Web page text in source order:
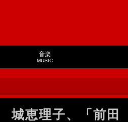
音楽
MUSIC
恵理子、「前田